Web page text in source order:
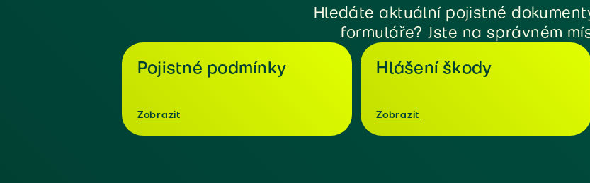
Hledáte aktuální pojistné
formuláře? Jste na správném
Pojistné podmínky
Zobrazit
Hlášení škody
Zobrazit